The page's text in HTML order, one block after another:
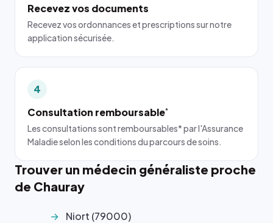
Recevez vos documents
Recevez vos ordonnances et prescriptions sur notre
application sécurisée.
4
Consultation remboursable*
Les consultations sont remboursables* par l'Assurance
Maladie selon les conditions du parcours de soins.
Trouver un médecin généraliste proche
de Chauray
Niort (79000)